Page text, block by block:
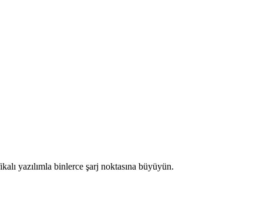
yazılımla binlerce şarj noktasına büyüyün.